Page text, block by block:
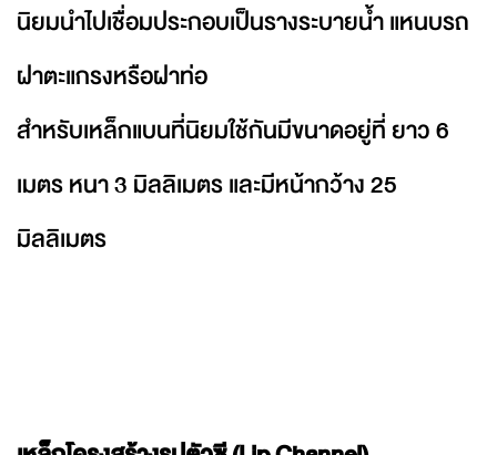
นิยมนำไปเชื่อมประกอบเป็นรางระบายน้ำ แหนบรถ
ฝาตะแกรงหรือฝาท่อ
สำหรับเหล็กแบนที่นิยมใช้กันมีขนาดอยู่ที่ ยาว 6
เมตร หนา 3 มิลลิเมตร และมีหน้ากว้าง 25
มิลลิเมตร